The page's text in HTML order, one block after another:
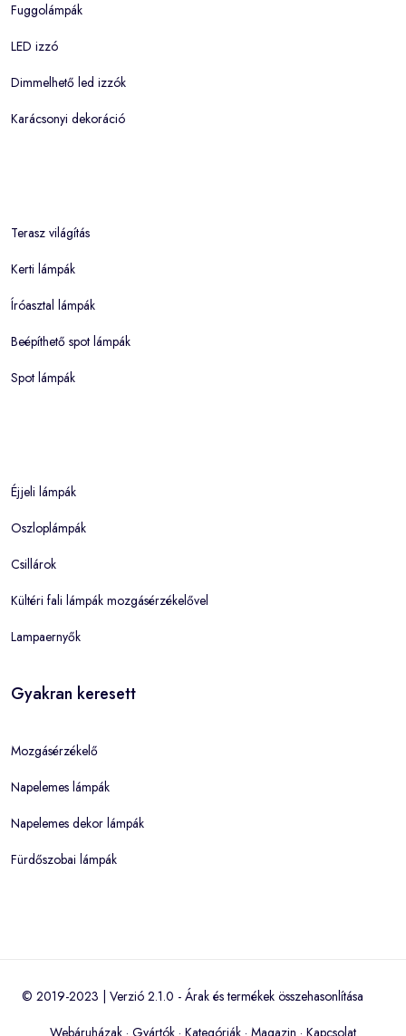
Fuggolámpák
LED izzó
Dimmelhető led izzók
Karácsonyi dekoráció
Terasz világítás
Kerti lámpák
Íróasztal lámpák
Beépíthető spot lámpák
Spot lámpák
Éjjeli lámpák
Oszloplámpák
Csillárok
Kültéri fali lámpák mozgásérzékelővel
Lampaernyők
Gyakran keresett
Mozgásérzékelő
Napelemes lámpák
Napelemes dekor lámpák
Fürdőszobai lámpák
© 2019-2023 | Verzió 2.1.0 - Árak és termékek összehasonlítása
Webáruházak · Gyártók · Kategóriák · Magazin · Kapcsolat